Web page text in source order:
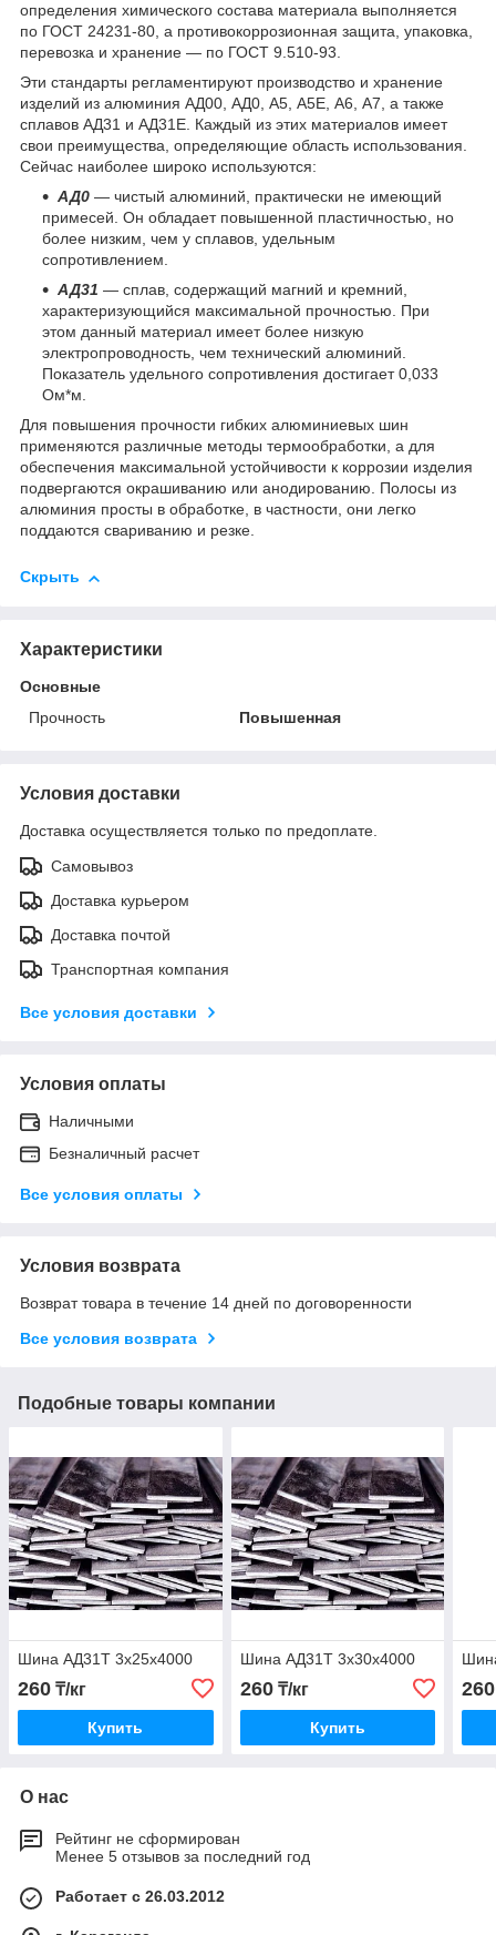
определения химического состава материала выполняется
по ГОСТ 24231-80, а противокоррозионная защита, упаковка,
перевозка и хранение — по ГОСТ 9.510-93.
Эти стандарты регламентируют производство и хранение
изделий из алюминия АД00, АД0, А5, А5Е, А6, А7, а также
сплавов АД31 и АД31Е. Каждый из этих материалов имеет
свои преимущества, определяющие область использования.
Сейчас наиболее широко используются:
АД0 — чистый алюминий, практически не имеющий
примесей. Он обладает повышенной пластичностью, но
более низким, чем у сплавов, удельным
сопротивлением.
АД31 — сплав, содержащий магний и кремний,
характеризующийся максимальной прочностью. При
этом данный материал имеет более низкую
электропроводность, чем технический алюминий.
Показатель удельного сопротивления достигает 0,033
Ом*м.
Для повышения прочности гибких алюминиевых шин
применяются различные методы термообработки, а для
обеспечения максимальной устойчивости к коррозии изделия
подвергаются окрашиванию или анодированию. Полосы из
алюминия просты в обработке, в частности, они легко
поддаются свариванию и резке.
Скрыть
Характеристики
Основные
Прочность
Повышенная
Условия доставки
Доставка осуществляется только по предоплате.
Самовывоз
Доставка курьером
Доставка почтой
Транспортная компания
Все условия доставки
Условия оплаты
Наличными
Безналичный расчет
Все условия оплаты
Условия возврата
Возврат товара в течение 14 дней по договоренности
Все условия возврата
Подобные товары компании
Шина АД31Т 3х25х4000
260 ₸/кг
Купить
Шина АД31Т 3х30х4000
260₸/кг
Купить
260
О нас
Рейтинг не сформирован
Менее 5 отзывов за последний год
Работает с 26.03.2012